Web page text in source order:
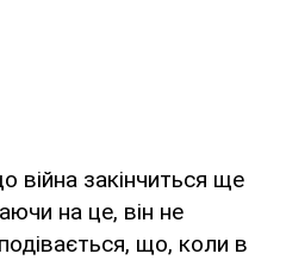
війна закінчиться ще
на це, він не
що, коли в